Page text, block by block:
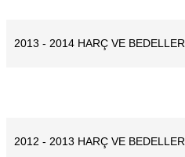
2013 - 2014 HARÇ VE BEDELLER
2012 - 2013 HARÇ VE BEDELLER